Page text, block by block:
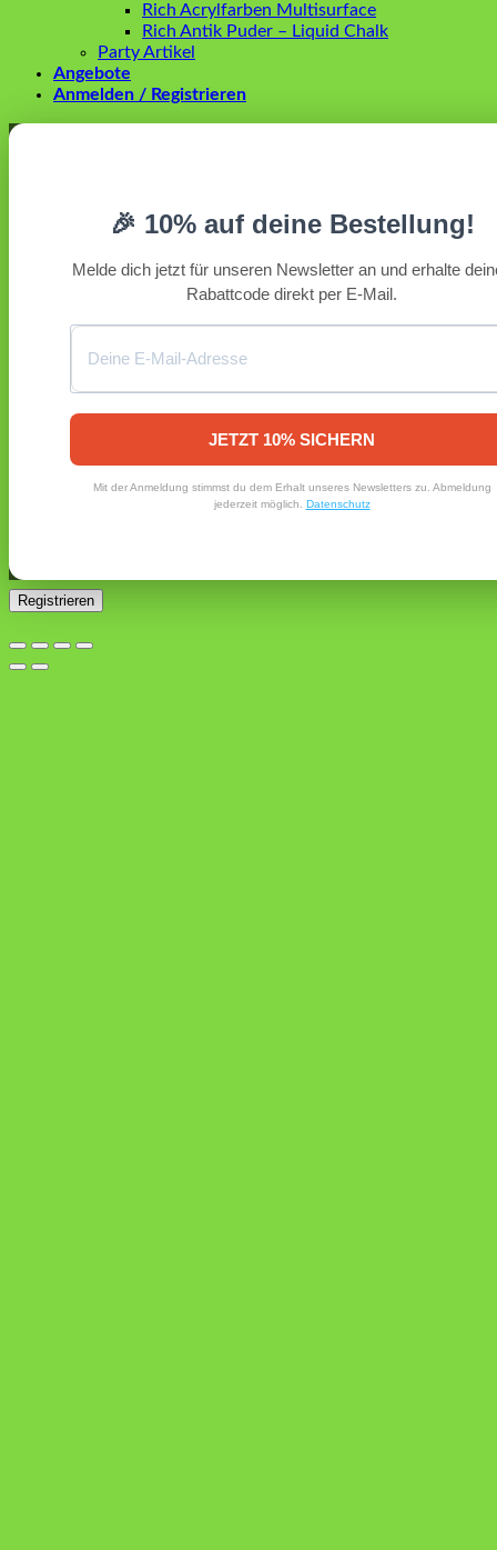
Rich Acrylfarben Multisurface
Rich Antik Puder – Liquid Chalk
Party Artikel
Angebote
Anmelden / Registrieren
🎉 10% auf deine Bestellung!
Melde dich jetzt für unseren Newsletter an und erhalte
Rabattcode direkt per E-Mail.
JETZT 10% SICHERN
Mit der Anmeldung stimmst du dem Erhalt unseres Newsletters zu. Abmeldung
jederzeit möglich. Datenschutz
Anmelden
Angemeldet bleiben Anmelden
Registrieren
Erforderlich
E-Mail-Adresse gesendet.
Registrieren